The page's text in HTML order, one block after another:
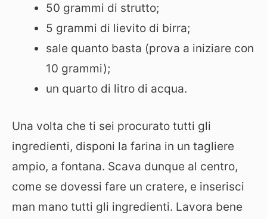
50 grammi di strutto;
5 grammi di lievito di birra;
sale quanto basta (prova a iniziare con
10 grammi);
un quarto di litro di acqua.
Una volta che ti sei procurato tutti gli
ingredienti, disponi la farina in un tagliere
ampio, a fontana. Scava dunque al centro,
come se dovessi fare un cratere, e inserisci
man mano tutti gli ingredienti. Lavora bene